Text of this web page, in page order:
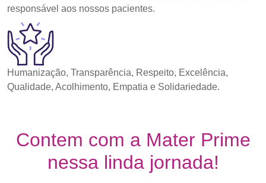
responsável aos nossos pacientes.
Humanização, Transparência, Respeito, Excelência,
Qualidade, Acolhimento, Empatia e Solidariedade.
Contem com a Mater Prime
nessa linda jornada!